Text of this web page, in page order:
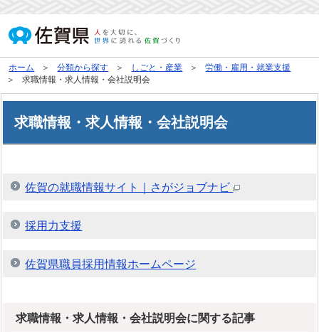
ホーム 分類から探す しごと・産業
労働・雇用・就業支援
求職情報・求人情報・会社説明会
求職情報・求人情報・会社説明会
佐賀の就職情報サイト｜さがジョブナビ
採用力支援
佐賀県職員採用情報ホームページ
求職情報・求人情報・会社説明会に関する記事